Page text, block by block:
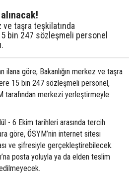
ve taşra teşkilatında
bin 247 sözleşmeli personel
ilana göre, Bakanlığın merkez ve taşra
15 bin 247 sözleşmeli personel,
tarafından merkezi yerleştirmeyle
- 6 Ekim tarihleri arasında tercih
göre, ÖSYM’nin internet sitesi
ve şifresiyle gerçekleştirebilecek.
posta yoluyla ya da elden teslim